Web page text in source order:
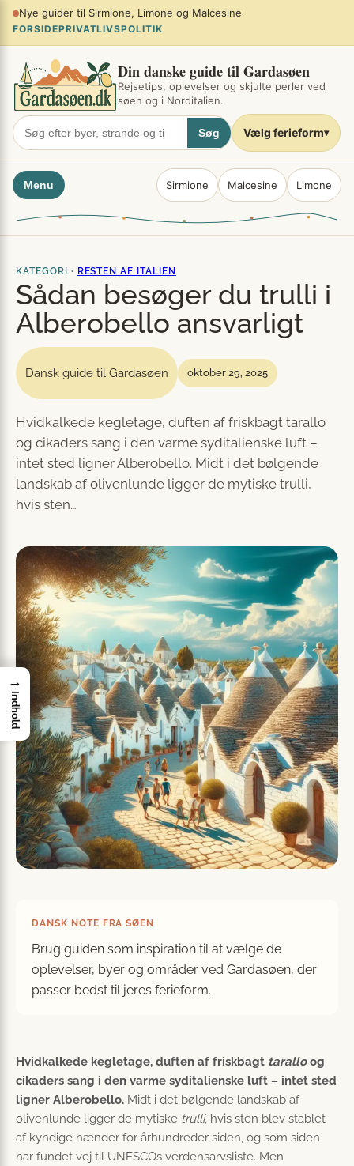
Spring
indhold
Planlæg sommerferien ved søen
FORSIDEPRIVATLIVSPOLITIK
Din danske guide til Gardasøen
Rejsetips, oplevelser og skjulte perler ved
søen og i Norditalien.
Søg Vælg ferieform▾
Menu Sirmione Malcesine Limone
KATEGORI · RESTEN AF ITALIEN
Sådan besøger du trulli i
Alberobello ansvarligt
Dansk guide til Gardasøen oktober 29, 2025
Hvidkalkede kegletage, duften af friskbagt tarallo
og cikaders sang i den varme syditalienske luft –
intet sted ligner Alberobello. Midt i det bølgende
landskab af olivenlunde ligger de mytiske trulli,
hvis sten…
DANSK NOTE FRA SØEN
Brug guiden som inspiration til at vælge de
oplevelser, byer og områder ved Gardasøen, der
passer bedst til jeres ferieform.
Hvidkalkede kegletage, duften af friskbagt taralloog
cikaders sang i den varme syditalienske luft – intet sted
ligner Alberobello. Midt i det bølgende landskab af
olivenlunde ligger de mytiske trulli, hvis sten blev stablet
af kyndige hænder for århundreder siden, og som siden
har fundet vej til UNESCOs verdensarvsliste. Men
→
Indhold